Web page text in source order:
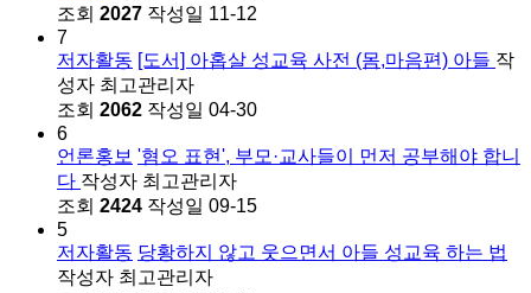
조회 2027 작성일 11-12
7
저자활동 [도서] 아홉살 성교육 사전 (몸,마음편) 아들 작
성자 최고관리자
조회 2062 작성일 04-30
6
언론홍보 '혐오 표현', 부모·교사들이 먼저 공부해야 합니
다 작성자 최고관리자
조회 2424 작성일 09-15
5
저자활동 당황하지 않고 웃으면서 아들 성교육 하는 법
작성자 최고관리자